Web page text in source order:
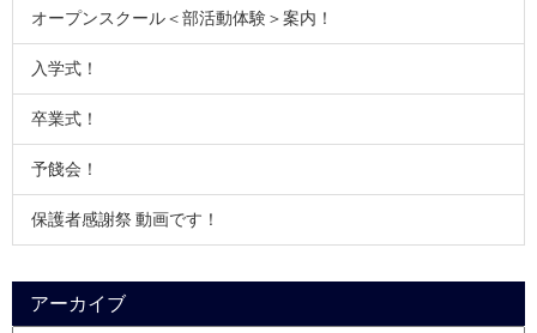
オープンスクール＜部活動体験＞案内！
入学式！
卒業式！
予餞会！
保護者感謝祭 動画です！
アーカイブ